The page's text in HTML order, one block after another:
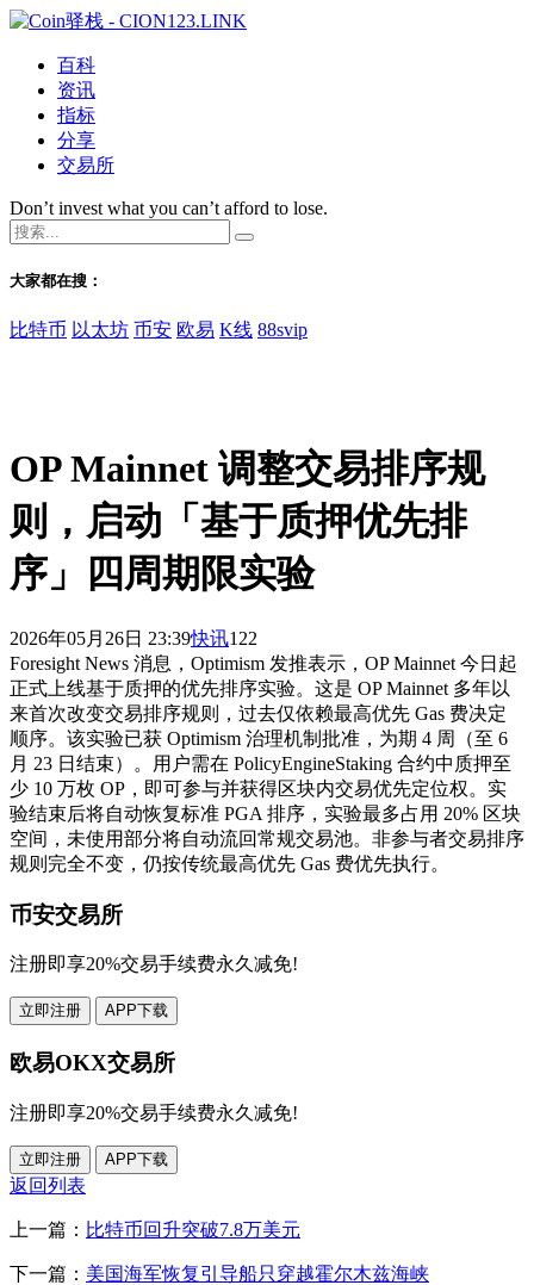
百科
资讯
指标
分享
交易所
Don’t invest what you can’t afford to lose.
大家都在搜：
比特币 以太坊 币安 欧易 K线 88svip
OP Mainnet 调整交易排序规
则，启动「基于质押优先排
序」四周期限实验
2026年05月26日 23:39快讯122
Foresight News 消息，Optimism 发推表示，OP Mainnet 今日起
正式上线基于质押的优先排序实验。这是 OP Mainnet 多年以
来首次改变交易排序规则，过去仅依赖最高优先 Gas 费决定
顺序。该实验已获 Optimism 治理机制批准，为期 4 周（至 6
月 23 日结束）。用户需在 PolicyEngineStaking 合约中质押至
少 10 万枚 OP，即可参与并获得区块内交易优先定位权。实
验结束后将自动恢复标准 PGA 排序，实验最多占用 20% 区块
空间，未使用部分将自动流回常规交易池。非参与者交易排序
规则完全不变，仍按传统最高优先 Gas 费优先执行。
币安交易所
注册即享20%交易手续费永久减免!
立即注册 APP下载
欧易OKX交易所
注册即享20%交易手续费永久减免!
立即注册 APP下载
返回列表
上一篇： 比特币回升突破7.8万美元
下一篇： 美国海军恢复引导船只穿越霍尔木兹海峡